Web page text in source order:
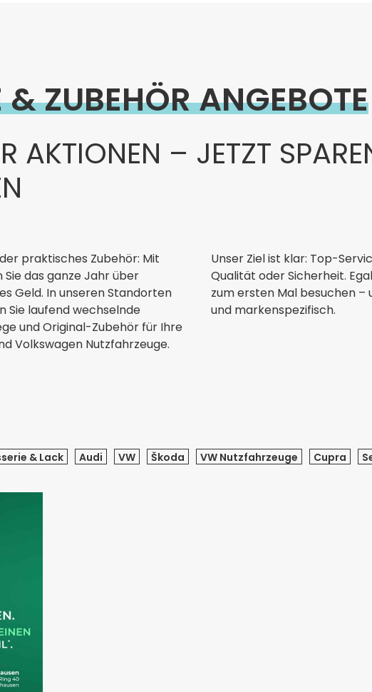
& ZUBEHÖR ANGEBOTE
AKTIONEN – JETZT
praktisches Zubehör: Mit
das ganze Jahr über
Geld. In unseren Standorten
Sie laufend wechselnde
und Original-Zubehör für Ihre
Volkswagen Nutzfahrzeuge.
Unser Ziel ist klar: Top-
Qualität oder Sicherheit.
zum ersten Mal besuchen
und markenspezifisch.
& Lack Audi VW Škoda VW Nutzfahrzeuge Cupra